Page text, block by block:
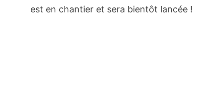
est en chantier et sera bientôt lancée !